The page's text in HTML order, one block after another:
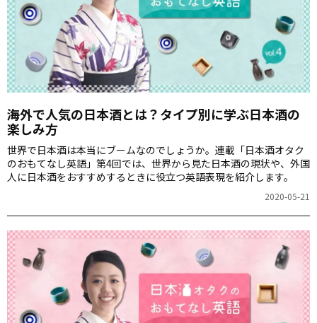
海外で人気の日本酒とは？タイプ別に学ぶ日本酒の
楽しみ方
世界で日本酒は本当にブームなのでしょうか。連載「日本酒オタク
のおもてなし英語」第4回では、世界から見た日本酒の現状や、外国
人に日本酒をおすすめするときに役立つ英語表現を紹介します。
2020-05-21